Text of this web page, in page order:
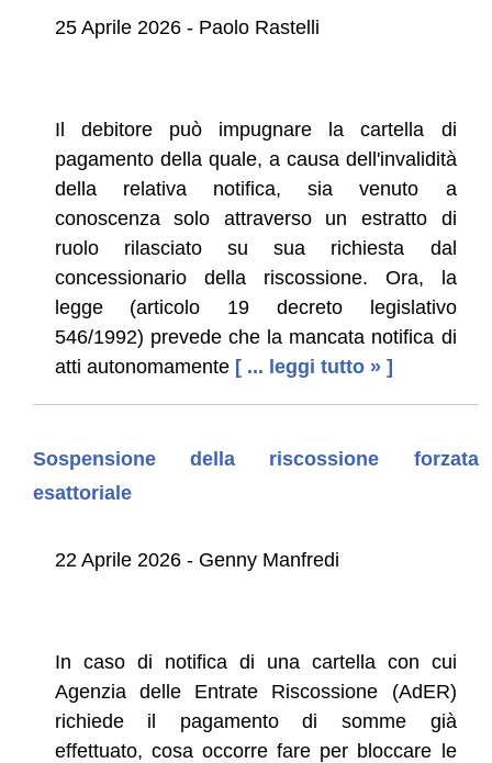
25 Aprile 2026 - Paolo Rastelli
Il debitore può impugnare la cartella di
pagamento della quale, a causa dell'invalidità
della relativa notifica, sia venuto a
conoscenza solo attraverso un estratto di
ruolo rilasciato su sua richiesta dal
concessionario della riscossione. Ora, la
legge (articolo 19 decreto legislativo
546/1992) prevede che la mancata notifica di
atti autonomamente [ ... leggi tutto » ]
Sospensione della riscossione forzata
esattoriale
22 Aprile 2026 - Genny Manfredi
In caso di notifica di una cartella con cui
Agenzia delle Entrate Riscossione (AdER)
richiede il pagamento di somme già
effettuato, cosa occorre fare per bloccare le